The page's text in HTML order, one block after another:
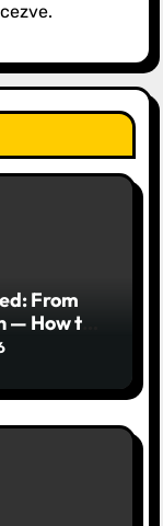
From
How to